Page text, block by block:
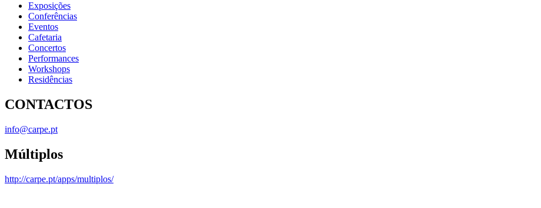
Exposições
Conferências
Eventos
Cafetaria
Concertos
Performances
Workshops
Residências
CONTACTOS
info@carpe.pt
Múltiplos
http://carpe.pt/apps/multiplos/